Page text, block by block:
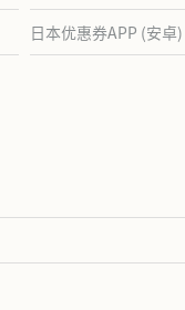
日本优惠券APP (安卓)